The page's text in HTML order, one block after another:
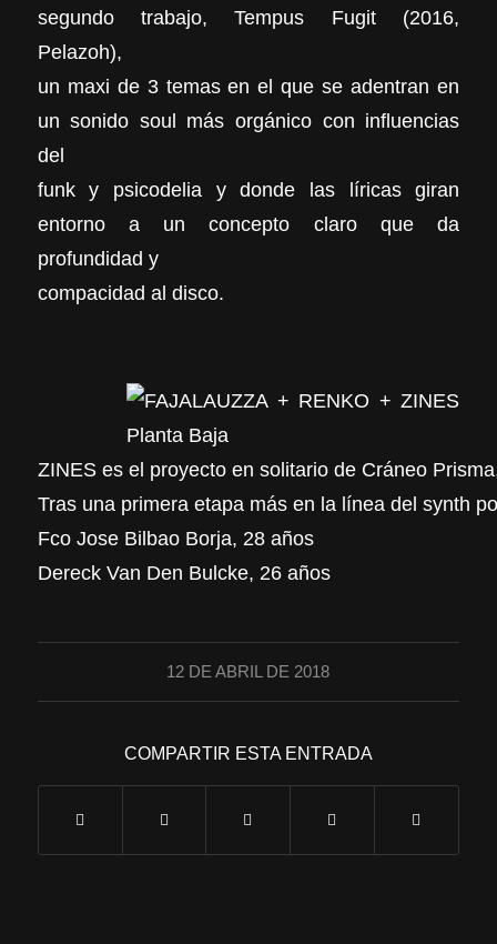
segundo trabajo, Tempus Fugit (2016,
Pelazoh),
un maxi de 3 temas en el que se adentran en
un sonido soul más orgánico con influencias
del
funk y psicodelia y donde las líricas giran
entorno a un concepto claro que da
profundidad y
compacidad al disco.
ZINES es el proyecto en solitario de Cráneo
Tras una primera etapa más en la línea del synth
Fco Jose Bilbao Borja, 28 años
Dereck Van Den Bulcke, 26 años
12 DE ABRIL DE 2018
COMPARTIR ESTA ENTRADA